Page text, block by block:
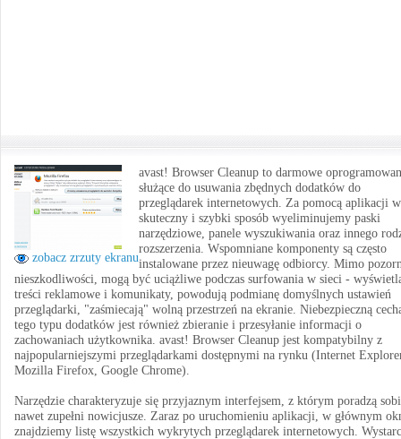
zobacz zrzuty ekranu
avast! Browser Cleanup to darmowe
służące do usuwania zbędnych dodatków do
przeglądarek internetowych. Za pomocą aplikacji w
skuteczny i szybki sposób wyeliminujemy paski
narzędziowe, panele wyszukiwania oraz innego
rozszerzenia. Wspomniane komponenty są często
instalowane przez nieuwagę odbiorcy. Mimo
nieszkodliwości, mogą być uciążliwe podczas surfowania w sieci -
treści reklamowe i komunikaty, powodują podmianę domyślnych ustawień
przeglądarki, "zaśmiecają" wolną przestrzeń na ekranie. Niebezpieczną
tego typu dodatków jest również zbieranie i przesyłanie informacji o
zachowaniach użytkownika. avast! Browser Cleanup jest kompatybilny z
najpopularniejszymi przeglądarkami dostępnymi na rynku (Internet
Mozilla Firefox, Google Chrome).
Narzędzie charakteryzuje się przyjaznym interfejsem, z którym poradzą
nawet zupełni nowicjusze. Zaraz po uruchomieniu aplikacji, w głównym
znajdziemy listę wszystkich wykrytych przeglądarek internetowych.